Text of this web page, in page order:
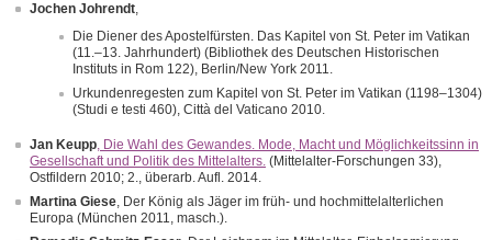
Jochen Johrendt,
Die Diener des Apostelfürsten. Das Kapitel von St. Peter im Vatikan
(11.–13. Jahrhundert) (Bibliothek des Deutschen Historischen
Instituts in Rom 122), Berlin/New York 2011.
Urkundenregesten zum Kapitel von St. Peter im Vatikan (1198–1304)
(Studi e testi 460), Città del Vaticano 2010.
Jan Keupp, Die Wahl des Gewandes. Mode, Macht und Möglichkeitssinn in
Gesellschaft und Politik des Mittelalters. (Mittelalter-Forschungen 33),
Ostfildern 2010; 2., überarb. Aufl. 2014.
Martina Giese, Der König als Jäger im früh- und hochmittelalterlichen
Europa (München 2011, masch.).